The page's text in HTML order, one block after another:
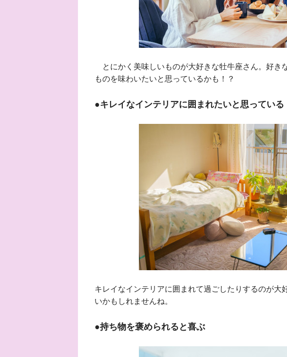
とにかく美味しいものが大好きな牡牛座さん。好き
ものを味わいたいと思っているかも！？
●キレイなインテリアに囲まれたいと思っている
キレイなインテリアに囲まれて過ごしたりするのが大
いかもしれませんね。
●持ち物を褒められると喜ぶ